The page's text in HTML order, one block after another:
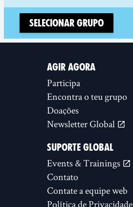
Selecionar Grupo
AGIR AGORA
Participa
Encontra o teu grupo
Doações
Newsletter Global
SUPORTE GLOBAL
Events & Trainings
Contato
Contate a equipe web
Política de Privacidade